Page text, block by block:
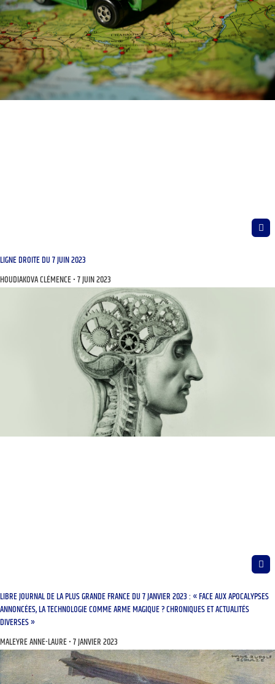
LIGNE DROITE DU 7 JUIN 2023
HOUDIAKOVA CLÉMENCE 7 JUIN 2023
LIBRE JOURNAL DE LA PLUS GRANDE FRANCE DU 7 JANVIER 2023 : « FACE AUX APOCALYPSES
ANNONCÉES, LA TECHNOLOGIE COMME ARME MAGIQUE ? CHRONIQUES ET ACTUALITÉS
DIVERSES »
MALEYRE ANNE-LAURE 7 JANVIER 2023